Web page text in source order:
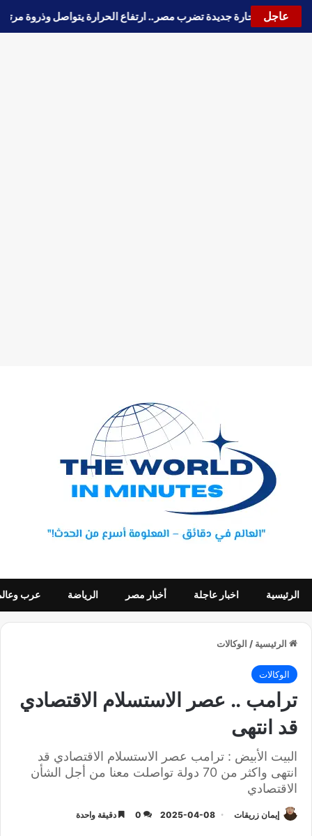
عاجل
🔵 موجة حارة جديدة تضرب مصر.. ارتفاع الحرارة يتواصل وذروة
الرئيسية اخبار عاجلة أخبار مصر الرياضة عرب
الرئيسية / الوكالات
الوكالات
ترامب .. عصر الاستسلام الاقتصادي
قد انتهى
البيت الأبيض : ترامب عصر الاستسلام الاقتصادي قد
انتهى واكثر من 70 دولة تواصلت معنا من أجل الشأن
الاقتصادي
إيمان زريقات 2025-04-08
0 دقيقة واحدة